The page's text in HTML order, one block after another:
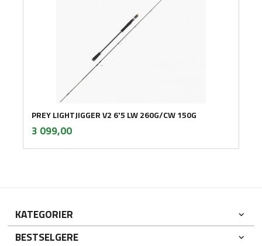
PREY LIGHTJIGGER V2 6'5 LW 260G/CW 150G
Pris
3 099,00mva.
KATEGORIER
BESTSELGERE